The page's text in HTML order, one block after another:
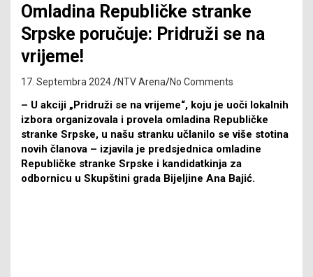
Omladina Republičke stranke
Srpske poručuje: Pridruži se na
vrijeme!
17. Septembra 2024. NTV Arena No Comments
– U akciji „Pridruži se na vrijeme“, koju je uoči lokalnih
izbora organizovala i provela omladina Republičke
stranke Srpske, u našu stranku učlanilo se više stotina
novih članova – izjavila je predsjednica omladine
Republičke stranke Srpske i kandidatkinja za
odbornicu u Skupštini grada Bijeljine Ana Bajić.